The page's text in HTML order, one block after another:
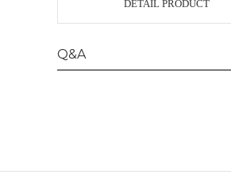
DETAIL PRODUCT
Q&A